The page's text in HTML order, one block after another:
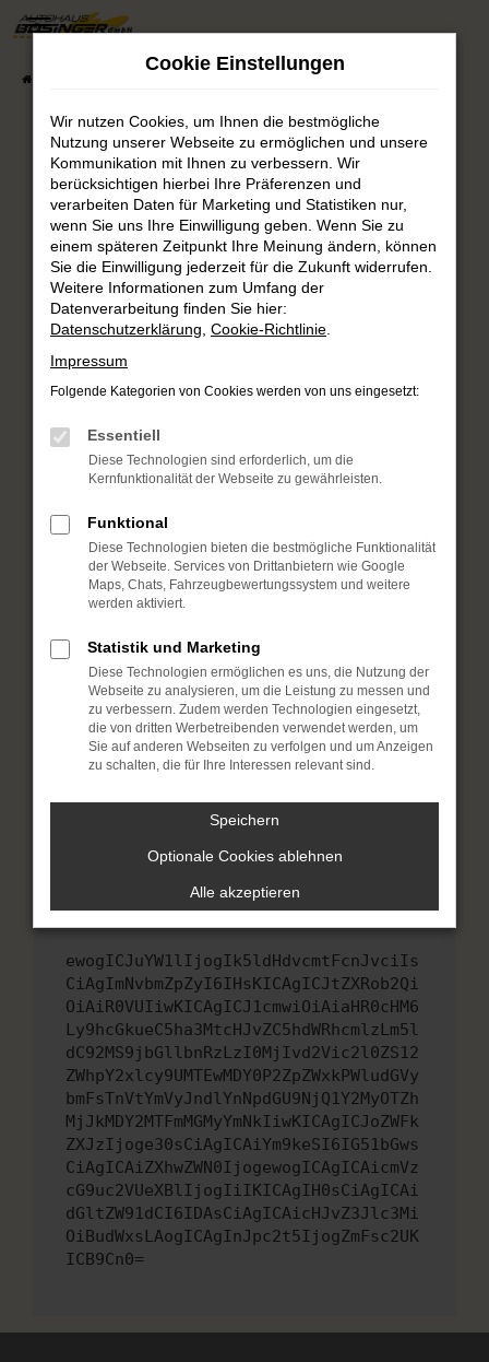
Zum
springen
Fahrzeug-Showroom
Fehler: Network Error
Beim Laden ist ein Fehler aufgetreten.
Hier sind ein paar Tipps, die dir helfen können:
Überprüfe deine Firewall und deine
Internetverbindung.
Laden andere Webseiten, zum Beispiel deine
Manche Erweiterungen, wie Werbeblocker,
können das Laden bestimmter Seiten
verhindern. Funktioniert die Seite in einem
anderen Browser oder in einem privaten
Starte dein Gerät neu.
Das kann manchmal helfen, vorübergehende
Probleme zu beheben.
Stelle sicher, dass dein Browser und dein
Betriebssystem auf dem neuesten Stand
Veraltete Software birgt nicht nur ein
Sicherheitsrisiko, sondern kann auch dazu
führen, dass bestimmte Funktionen nicht mehr
unterstützt werden.
Wenn du alle oben genannten Schritte versucht
versuchen, das Problem zu beheben. Du kannst
uns diesen Text schicken, um uns bei der
Fehlersuche zu unterstützen:
ewogICJuYW1lIjogIk5ldHdvcmtFcnJvciIs
CiAgImNvbmZpZyI6IHsKICAgICJtZXRob2Qi
OiAiR0VUIiwKICAgICJ1cmwiOiAiaHR0cHM6
Ly9hcGkueC5ha3MtcHJvZC5hdWRhcmlzLm5l
dC92MS9jbGllbnRzLzI0MjIvd2Vic2l0ZS12
ZWhpY2xlcy9UMTEwMDY0P2ZpZWxkPWludGVy
bmFsTnVtYmVyJndlYnNpdGU9NjQ1Y2MyOTZh
MjJkMDY2MTFmMGMyYmNkIiwKICAgICJoZWFk
ZXJzIjoge30sCiAgICAiYm9keSI6IG51bGws
CiAgICAiZXhwZWN0IjogewogICAgICAicmVz
cG9uc2VUeXBlIjogIiIKICAgIH0sCiAgICAi
dGltZW91dCI6IDAsCiAgICAicHJvZ3Jlc3Mi
OiBudWxsLAogICAgInJpc2t5IjogZmFsc2UK
ICB9Cn0=
Cookie Einstellungen
Wir nutzen Cookies, um Ihnen die bestmögliche
Nutzung unserer Webseite zu ermöglichen und unsere
Kommunikation mit Ihnen zu verbessern. Wir
berücksichtigen hierbei Ihre Präferenzen und
verarbeiten Daten für Marketing und Statistiken nur,
wenn Sie uns Ihre Einwilligung geben. Wenn Sie zu
einem späteren Zeitpunkt Ihre Meinung ändern, können
Sie die Einwilligung jederzeit für die Zukunft widerrufen.
Weitere Informationen zum Umfang der
Datenverarbeitung finden Sie hier:
Datenschutzerklärung Cookie-Richtlinie
Impressum
Folgende Kategorien von Cookies werden von uns eingesetzt:
Essentiell
Diese Technologien sind erforderlich, um die
Kernfunktionalität der Webseite zu gewährleisten.
Funktional
Diese Technologien bieten die bestmögliche Funktionalität
der Webseite. Services von Drittanbietern wie Google
Maps, Chats, Fahrzeugbewertungssystem und weitere
werden aktiviert.
Statistik und Marketing
Diese Technologien ermöglichen es uns, die Nutzung der
Webseite zu analysieren, um die Leistung zu messen und
zu verbessern. Zudem werden Technologien eingesetzt,
die von dritten Werbetreibenden verwendet werden, um
Sie auf anderen Webseiten zu verfolgen und um Anzeigen
zu schalten, die für Ihre Interessen relevant sind.
Speichern
Optionale Cookies ablehnen
Alle akzeptieren